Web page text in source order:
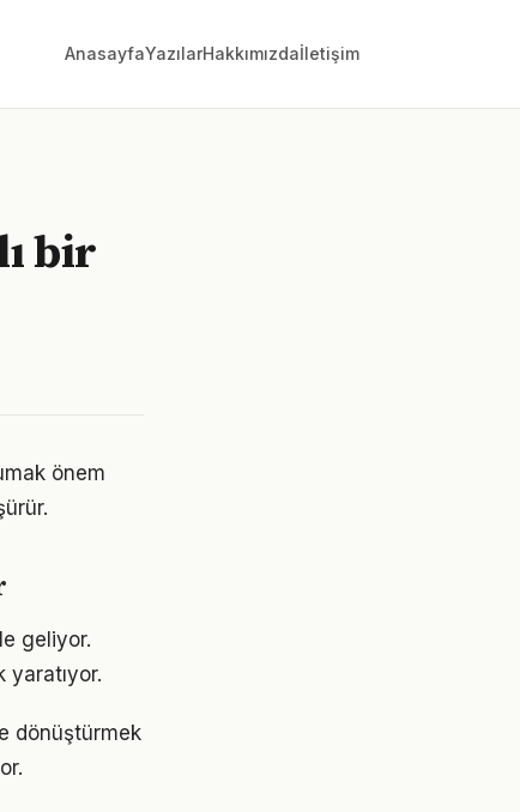
AnasayfaYazılarHakkımızdaİletişim
bir
önem
geliyor.
yaratıyor.
dönüştürmek